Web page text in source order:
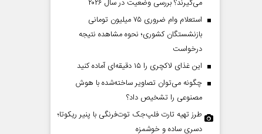
می‌گیرند؟ بررسی وضعیت در سال ۲۰۲۶
استعلام وام ضروری ۷۵ میلیون تومانی
بازنشستگان کشوری؛ نحوه مشاهده نتیجه
درخواست
این غذای لاکچری را ۱۵ دقیقه‌ای آماده کنید
چگونه می‌توان تصاویر ساخته‌شده با هوش
مصنوعی را تشخیص داد؟
طرز تهیه تارت فلپ‌جک توت‌فرنگی با پنیر ریکوتا؛
دسری ساده و خوشمزه